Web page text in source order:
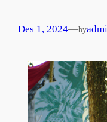
Des 1, 2024—by